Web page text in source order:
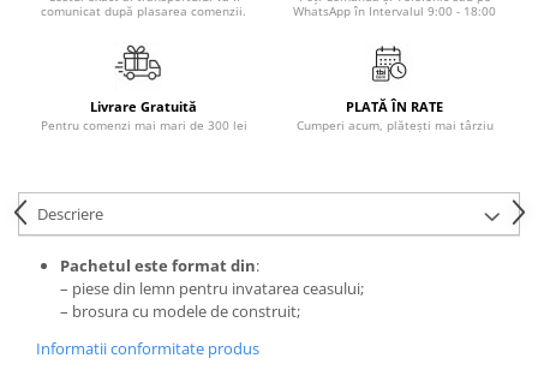
Starea de bine
Terapii Alternative
Beletristica
Carti pentru Adolescenti, Young
Crime, Thriller, Mistery
Literatura Romana
Literatura Universala
comunicat după plasarea comenzii.
WhatsApp în Intervalul 9:00 - 18:00
Livrare Gratuită
Pentru comenzi mai mari de 300 lei
PLATĂ ÎN RATE
Cumperi acum, plătești mai târziu
Descriere
Pachetul este format din:
– piese din lemn pentru invatarea ceasului;
– brosura cu modele de construit;
Informatii conformitate produs